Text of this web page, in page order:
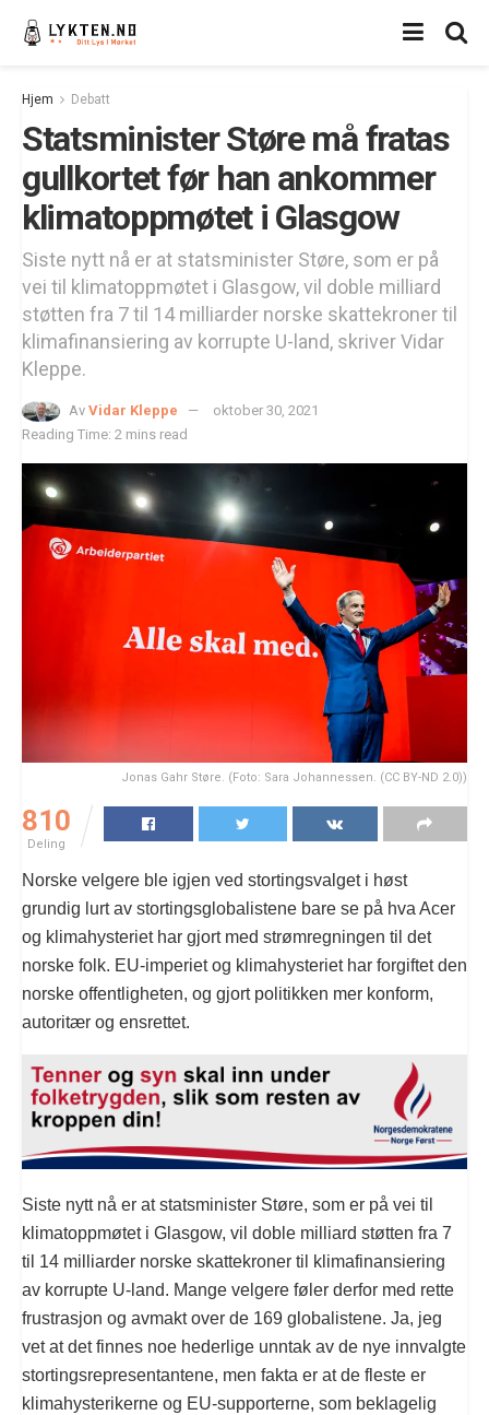
Hjem Debatt
Statsminister Støre må fratas
gullkortet før han ankommer
klimatoppmøtet i Glasgow
Siste nytt nå er at statsminister Støre, som er på
vei til klimatoppmøtet i Glasgow, vil doble milliard
støtten fra 7 til 14 milliarder norske skattekroner til
klimafinansiering av korrupte U-land, skriver Vidar
Kleppe.
Av Vidar Kleppe
oktober 30, 2021
Reading Time: 2 mins read
Jonas Gahr Støre. (Foto: Sara Johannessen. (CC BY-ND 2.0))
810
Deling
Norske velgere ble igjen ved stortingsvalget i høst
grundig lurt av stortingsglobalistene bare se på hva Acer
og klimahysteriet har gjort med strømregningen til det
norske folk. EU-imperiet og klimahysteriet har forgiftet den
norske offentligheten, og gjort politikken mer konform,
autoritær og ensrettet.
Siste nytt nå er at statsminister Støre, som er på vei til
klimatoppmøtet i Glasgow, vil doble milliard støtten fra 7
til 14 milliarder norske skattekroner til klimafinansiering
av korrupte U-land. Mange velgere føler derfor med rette
frustrasjon og avmakt over de 169 globalistene. Ja, jeg
vet at det finnes noe hederlige unntak av de nye innvalgte
stortingsrepresentantene, men fakta er at de fleste er
klimahysterikerne og EU-supporterne, som beklagelig